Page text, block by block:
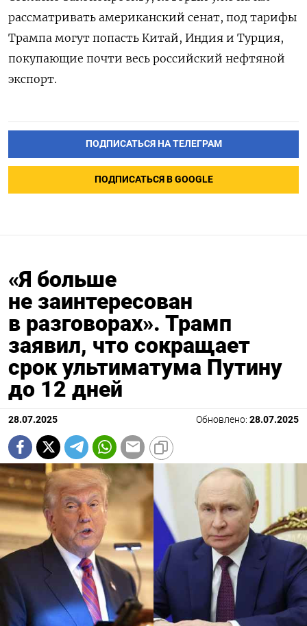
рассматривать американский сенат, под тарифы
Трампа могут попасть Китай, Индия и Турция,
покупающие почти весь российский нефтяной
экспорт.
ПОДПИСАТЬСЯ НА ТЕЛЕГРАМ
ПОДПИСАТЬСЯ В GOOGLE
«Я больше
не заинтересован
в разговорах». Трамп
заявил, что сокращает
срок ультиматума Путину
до 12 дней
28.07.2025 Обновлено: 28.07.2025